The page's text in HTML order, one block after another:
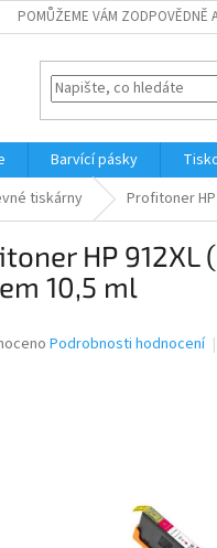
POMŮŽEME VÁM ZODPOVĚDNĚ
Barvící pásky
tiskárny Profitoner
HP
10,5 ml
Podrobnosti hodnocení